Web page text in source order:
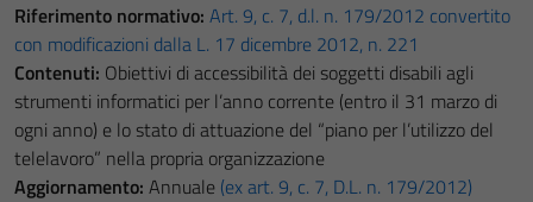
Riferimento normativo: Art. 9, c. 7, d.l. n. 179/2012 convertito
con modificazioni dalla L. 17 dicembre 2012, n. 221
Contenuti: Obiettivi di accessibilità dei soggetti disabili agli
strumenti informatici per l’anno corrente (entro il 31 marzo di
ogni anno) e lo stato di attuazione del “piano per l’utilizzo del
telelavoro” nella propria organizzazione
Aggiornamento: Annuale (ex art. 9, c. 7, D.L. n. 179/2012)